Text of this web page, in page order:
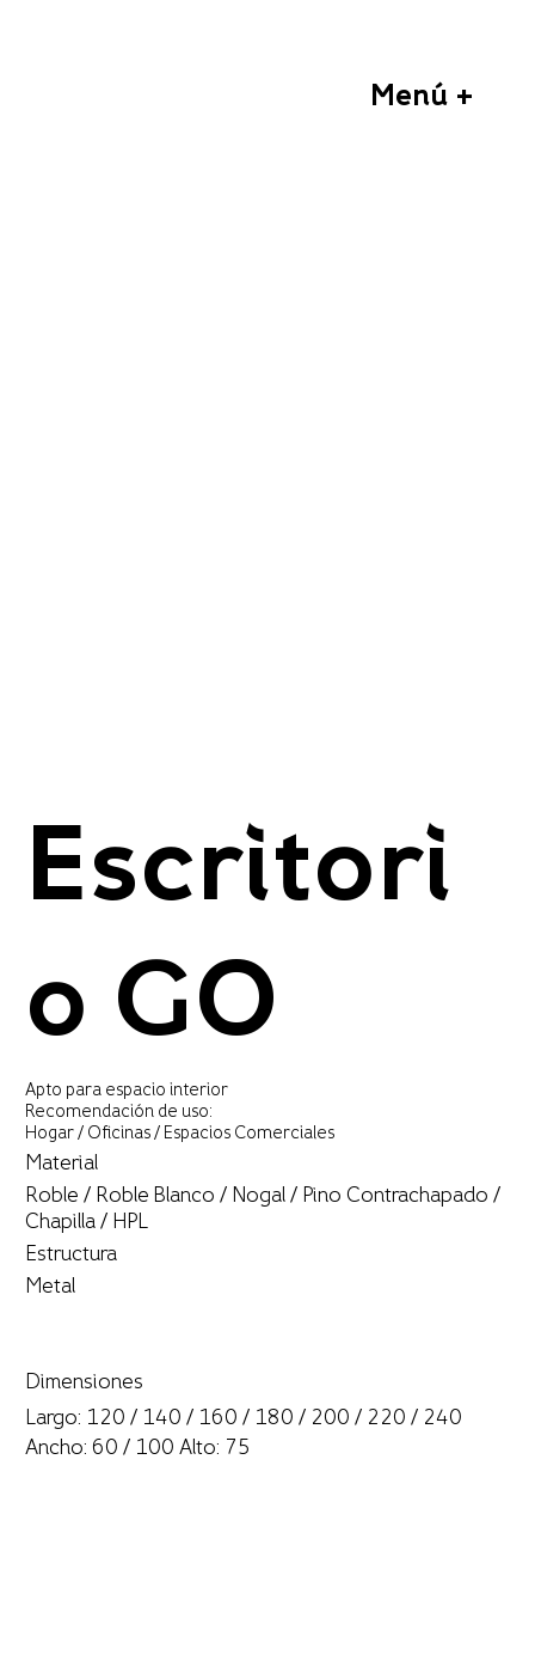
Menú +
Escritori
o GO
Apto para espacio interior
Recomendación de uso:
Hogar / Oficinas / Espacios Comerciales
Material
Roble / Roble Blanco / Nogal / Pino Contrachapado /
Chapilla / HPL
Estructura
Metal
Dimensiones
Largo: 120 / 140 / 160 / 180 / 200 / 220 / 240
Ancho: 60 / 100 Alto: 75